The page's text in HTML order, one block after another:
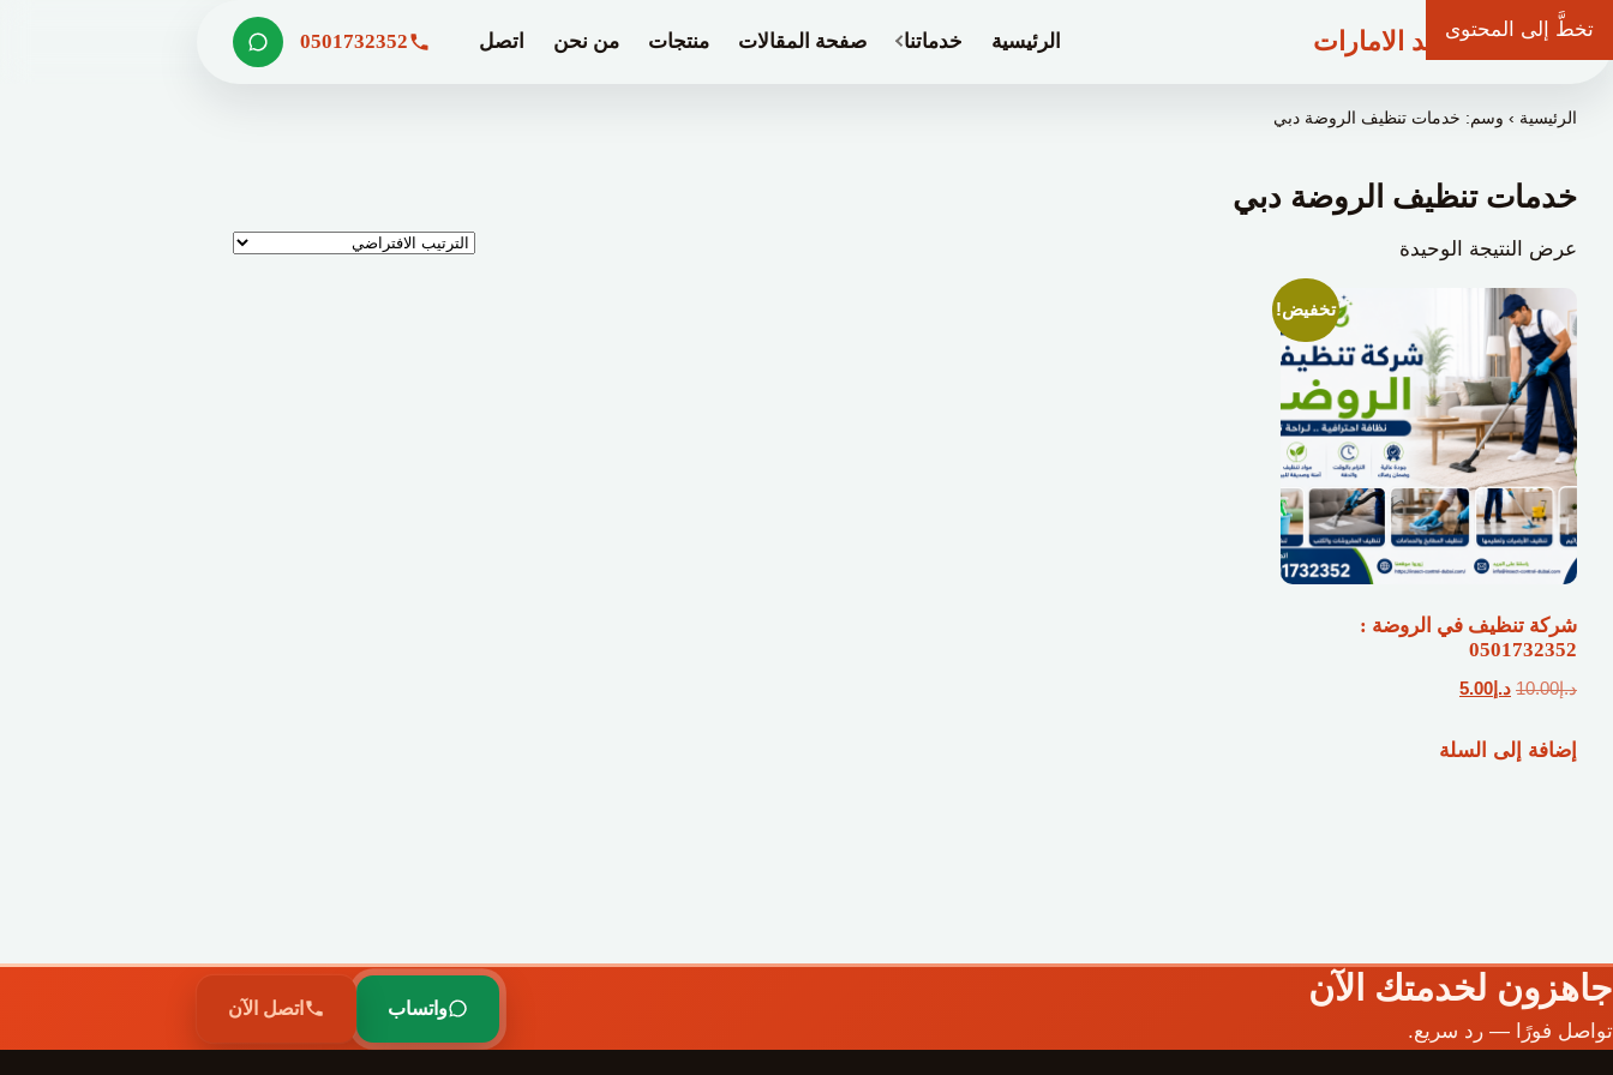
تخطَّ إلى المحتوى
شركة وعد الامارات الرئيسية خدماتنا صفحة المقالات منتجات من نحن اتصل 0501732352
الرئيسية › وسم: خدمات تنظيف الروضة دبي
خدمات تنظيف الروضة دبي
عرض النتيجة الوحيدة
تخفيض!
شركة تنظيف في الروضة :
0501732352
د.إ10.00 السعر
هو:
د.إ 5.00السعر
هو:
إضافة إلى السلة
جاهزون لخدمتك الآن
تواصل فورًا — رد سريع.
واتساب اتصل الآن